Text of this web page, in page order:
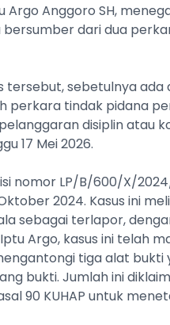
Argo Anggoro SH,
dari dua
tersebut, sebetulnya
perkara tindak pidana
disiplin atau
17 Mei 2026.
LP/B/600/X/2024/
2024. Kasus ini
sebagai terlapor,
Argo, kasus ini telah
tiga alat bukti
bukti. Jumlah ini
90 KUHAP untuk